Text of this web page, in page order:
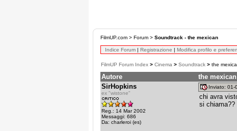
FilmUP.com > Forum > Soundtrack - the mexican
Indice Forum | Registrazione | Modifica profilo e
FilmUP Forum Index > Cinema > Soundtrack > the
Autore
the mexican
SirHopkins
ex "wistone"
Reg.: 14 Mar 2002
Messaggi: 686
Da: charleroi (es)
Inviato: 01-
chi avra
si chiama??